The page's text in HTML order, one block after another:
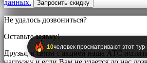
10человек просматривают этот
данных.
Не удалось дозвониться?
Оставьте заявку!
Друзья, в связи с акцией наша АТС